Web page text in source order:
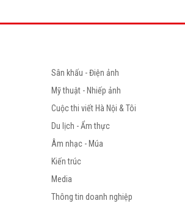
Sân khấu - Điện ảnh
Mỹ thuật - Nhiếp ảnh
Cuộc thi viết Hà Nội & Tôi
Du lịch - Ẩm thực
Âm nhạc - Múa
Kiến trúc
Media
Thông tin doanh nghiệp